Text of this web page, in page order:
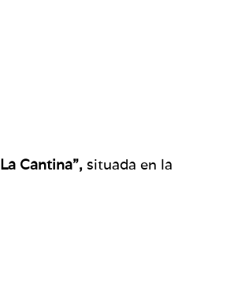
La Cantina”, situada en la